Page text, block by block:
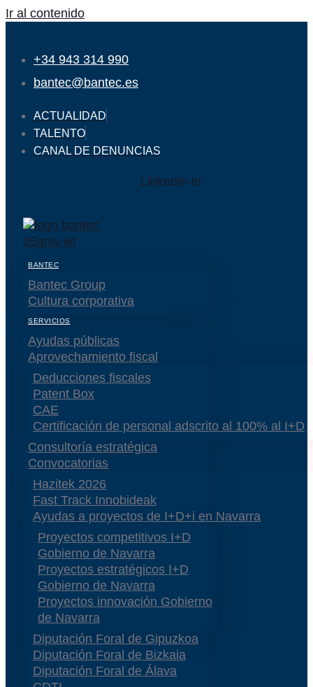
Ir al contenido
+34 943 314 990
bantec@bantec.es
ACTUALIDAD
TALENTO
CANAL DE DENUNCIAS
Linkedin-in
BANTEC
Bantec Group
Cultura corporativa
SERVICIOS
Ayudas públicas
Aprovechamiento fiscal
Deducciones fiscales
Patent Box
CAE
Certificación de personal adscrito al 100% al I+D
Consultoría estratégica
Convocatorias
Hazitek 2026
Fast Track Innobideak
Ayudas a proyectos de I+D+i en Navarra
Proyectos competitivos I+D
Gobierno de Navarra
Proyectos estratégicos I+D
Gobierno de Navarra
Proyectos innovación Gobierno
de Navarra
Diputación Foral de Gipuzkoa
Diputación Foral de Bizkaia
Diputación Foral de Álava